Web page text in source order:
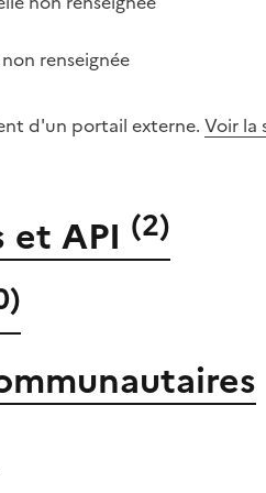
renseignée
d'un portail externe. Voir la
et API (2)
)